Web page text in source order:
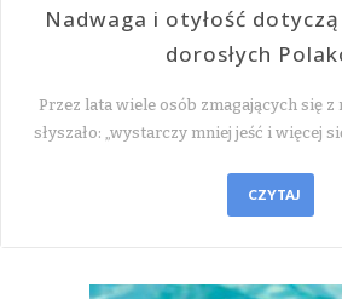
Nadwaga i otyłość
dorosłych
Przez lata wiele osób zmagających się z
słyszało: „wystarczy mniej jeść i więcej
CZYTAJ